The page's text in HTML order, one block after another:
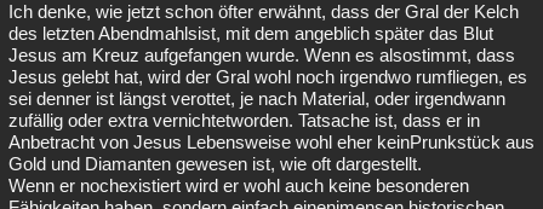
Ich denke, wie jetzt schon öfter erwähnt, dass der Gral der Kelch
des letzten Abendmahlsist, mit dem angeblich später das Blut
Jesus am Kreuz aufgefangen wurde. Wenn es alsostimmt, dass
Jesus gelebt hat, wird der Gral wohl noch irgendwo rumfliegen, es
sei denner ist längst verottet, je nach Material, oder irgendwann
zufällig oder extra vernichtetworden. Tatsache ist, dass er in
Anbetracht von Jesus Lebensweise wohl eher keinPrunkstück aus
Gold und Diamanten gewesen ist, wie oft dargestellt.
Wenn er nochexistiert wird er wohl auch keine besonderen